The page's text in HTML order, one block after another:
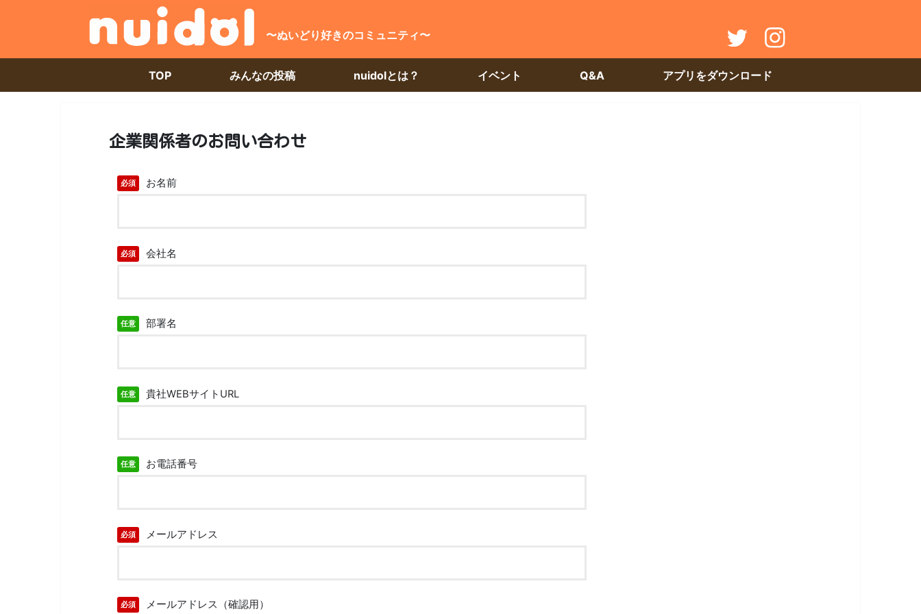
〜ぬいどり好きのコミュニティ〜
TOP みんなの投稿 nuidolとは？ イベント Q&A アプリをダウンロード
企業関係者のお問い合わせ
必須 お名前
必須 会社名
任意 部署名
任意 貴社WEBサイトURL
任意 お電話番号
必須 メールアドレス
必須 メールアドレス（確認用）